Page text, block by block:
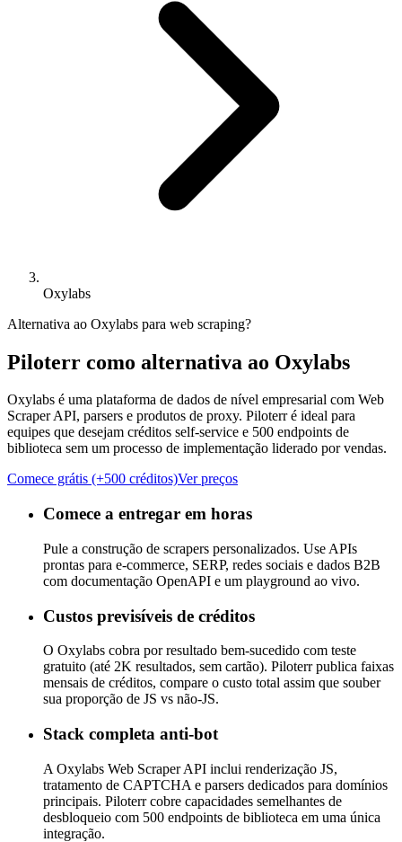
Oxylabs
Alternativa ao Oxylabs para web scraping?
Piloterr como alternativa ao Oxylabs
Oxylabs é uma plataforma de dados de nível empresarial com Web
Scraper API, parsers e produtos de proxy. Piloterr é ideal para
equipes que desejam créditos self-service e 500 endpoints de
biblioteca sem um processo de implementação liderado por vendas.
Comece grátis (+500 créditos)Ver preços
Comece a entregar em horas
Pule a construção de scrapers personalizados. Use APIs
prontas para e-commerce, SERP, redes sociais e dados B2B
com documentação OpenAPI e um playground ao vivo.
Custos previsíveis de créditos
O Oxylabs cobra por resultado bem-sucedido com teste
gratuito (até 2K resultados, sem cartão). Piloterr publica faixas
mensais de créditos, compare o custo total assim que souber
sua proporção de JS vs não-JS.
Stack completa anti-bot
A Oxylabs Web Scraper API inclui renderização JS,
tratamento de CAPTCHA e parsers dedicados para domínios
principais. Piloterr cobre capacidades semelhantes de
desbloqueio com 500 endpoints de biblioteca em uma única
integração.